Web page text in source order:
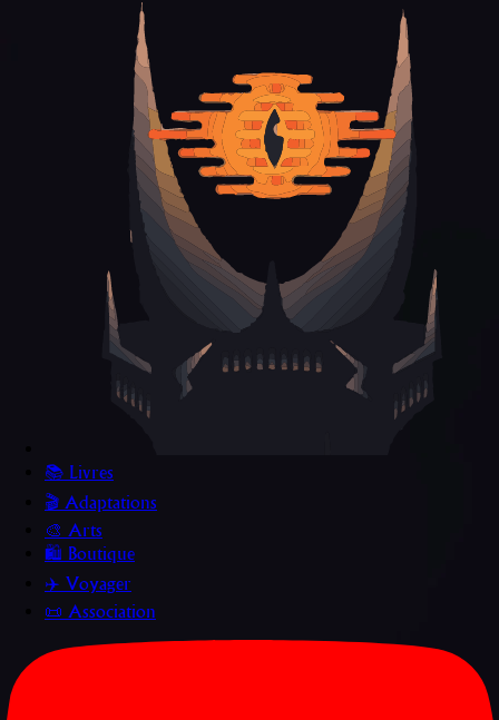
📚 Livres
🎬 Adaptations
🎨 Arts
🛍️ Boutique
✈️ Voyager
📜 Association